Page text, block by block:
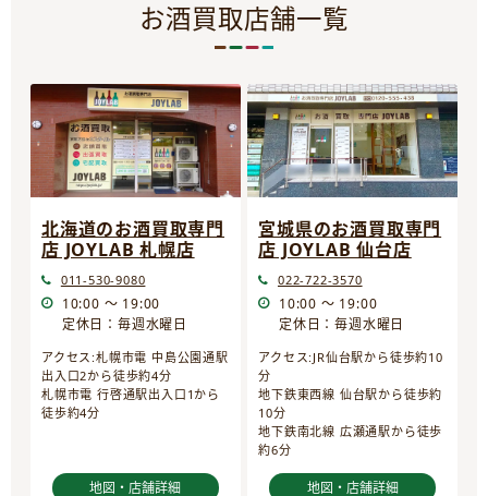
お酒買取店舗一覧
北海道のお酒買取専門
店 JOYLAB 札幌店
011-530-9080
10:00 ～ 19:00
定休日：毎週水曜日
アクセス:札幌市電 中島公園通駅
出入口2から徒歩約4分
札幌市電 行啓通駅出入口1から
徒歩約4分
地図・店舗詳細
宮城県のお酒買取専門
店 JOYLAB 仙台店
022-722-3570
10:00 ～ 19:00
定休日：毎週水曜日
アクセス:JR仙台駅から徒歩約10
分
地下鉄東西線 仙台駅から徒歩約
10分
地下鉄南北線 広瀬通駅から徒歩
約6分
地図・店舗詳細